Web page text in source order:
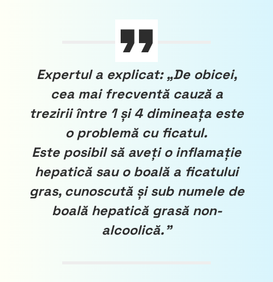
Expertul a explicat: „De obicei,
cea mai frecventă cauză a
trezirii între 1 și 4 dimineața este
o problemă cu ficatul.
Este posibil să aveți o inflamație
hepatică sau o boală a ficatului
gras, cunoscută și sub numele de
boală hepatică grasă non-
alcoolică.”